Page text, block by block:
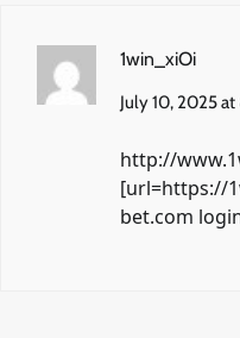
1win_xiOi
July 10, 2025 at
http://
[url=https://
bet.com